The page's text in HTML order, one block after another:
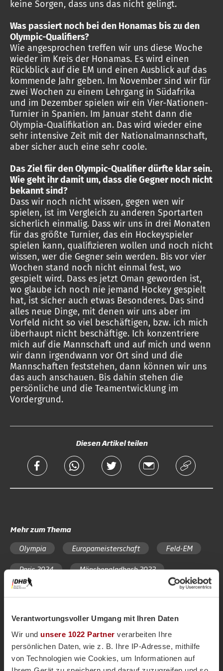
Verantwortungsvoller Umgang mit Ihren Daten
Wir und unsere 1022 Partner verarbeiten Ihre
persönlichen Daten, wie z. B. Ihre IP-Adresse, mithilfe
von Technologien wie Cookies, um Informationen auf
keine Sorgen, dass uns das nicht gelingt.
Was passiert noch bei den Honamas bis zu den
Olympic-Qualifiers?
Wie angesprochen treffen wir uns diese Woche
wieder im Kreis der Honamas. Es wird einen
Rückblick auf die EM und einen Ausblick auf das
kommende Jahr geben. Im November sind wir für
zwei Wochen zu einem Lehrgang in Südafrika
und im Dezember spielen wir ein Vier-Nationen-
Turnier in Spanien. Im Januar steht dann die
Olympia-Qualifikation an. Das wird wieder eine
sehr intensive Zeit mit der Nationalmannschaft,
aber sicher auch eine sehr coole.
Das Ziel für den Olympic-Qualifier dürfte klar sein.
Wie geht ihr damit um, dass die Gegner noch nicht
bekannt sind?
Dass wir noch nicht wissen, gegen wen wir
spielen, ist im Vergleich zu anderen Sportarten
sicherlich einmalig. Dass wir uns in drei Monaten
für das größte Turnier, das ein Hockeyspieler
spielen kann, qualifizieren wollen und noch nicht
wissen, wer die Gegner sein werden. Bis vor vier
Wochen stand noch nicht einmal fest, wo
gespielt wird. Dass es jetzt Oman geworden ist,
wo glaube ich noch nie jemand Hockey gespielt
hat, ist sicher auch etwas Besonderes. Das sind
alles neue Dinge, mit denen wir uns aber im
Vorfeld nicht so viel beschäftigen, bzw. ich mich
überhaupt nicht beschäftige. Ich konzentriere
mich auf die Mannschaft und auf mich und wenn
wir dann irgendwann vor Ort sind und die
Mannschaften feststehen, dann können wir uns
das auch anschauen. Bis dahin stehen die
persönliche und die Teamentwicklung im
Vordergrund.
Diesen Artikel teilen
Mehr zum Thema
Olympia
Europameisterschaft
Feld-EM
Paris 2024
Mönchengladbach 2023